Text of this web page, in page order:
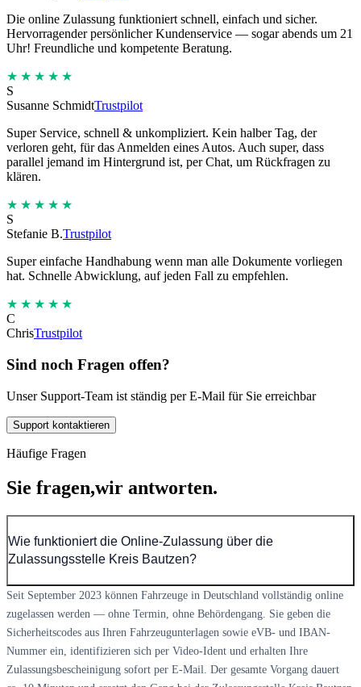
Die online Zulassung funktioniert schnell, einfach und sicher.
Hervorragender persönlicher Kundenservice — sogar abends um 21
Uhr! Freundliche und kompetente Beratung.
★★★★★
S
Susanne SchmidtTrustpilot
Super Service, schnell & unkompliziert. Kein halber Tag, der
verloren geht, für das Anmelden eines Autos. Auch super, dass
parallel jemand im Hintergrund ist, per Chat, um Rückfragen zu
klären.
★★★★★
S
Stefanie B.Trustpilot
Super einfache Handhabung wenn man alle Dokumente vorliegen
hat. Schnelle Abwicklung, auf jeden Fall zu empfehlen.
★★★★★
C
ChrisTrustpilot
Sind noch Fragen offen?
Unser Support-Team ist ständig per E-Mail für Sie erreichbar
Support kontaktieren
Häufige Fragen
Sie fragen,wir antworten.
Wie funktioniert die Online-Zulassung über die
Zulassungsstelle Kreis Bautzen?
Seit September 2023 können Fahrzeuge in Deutschland vollständig online
zugelassen werden — ohne Termin, ohne Behördengang. Sie geben die
Sicherheitscodes aus Ihren Fahrzeugunterlagen sowie eVB- und IBAN-
Nummer ein, identifizieren sich per Video-Ident und erhalten Ihre
Zulassungsbescheinigung sofort per E-Mail. Der gesamte Vorgang dauert